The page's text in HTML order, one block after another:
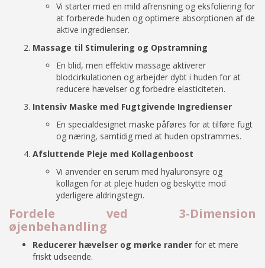
Vi starter med en mild afrensning og eksfoliering for
at forberede huden og optimere absorptionen af de
aktive ingredienser.
Massage til Stimulering og Opstramning
En blid, men effektiv massage aktiverer
blodcirkulationen og arbejder dybt i huden for at
reducere hævelser og forbedre elasticiteten.
Intensiv Maske med Fugtgivende Ingredienser
En specialdesignet maske påføres for at tilføre fugt
og næring, samtidig med at huden opstrammes.
Afsluttende Pleje med Kollagenboost
Vi anvender en serum med hyaluronsyre og
kollagen for at pleje huden og beskytte mod
yderligere aldringstegn.
Fordele ved 3-Dimension
øjenbehandling
Reducerer hævelser og mørke rander for et mere
friskt udseende.